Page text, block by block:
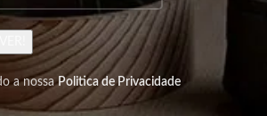
a nossaPolitica de Privacidade